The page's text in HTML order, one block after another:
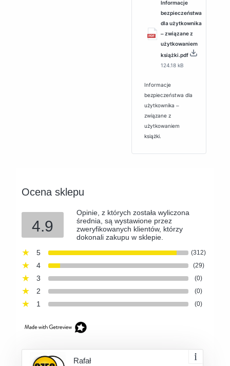
Informacje
bezpieczeństwa
dla użytkownika
‒ związane z
użytkowaniem
książki.pdf
124.18 kB
Informacje
bezpieczeństwa dla
użytkownika ‒
związane z
użytkowaniem
książki.
Ocena sklepu
4.9
Opinie, z których została wyliczona
średnia, są wystawione przez
zweryfikowanych klientów, którzy
dokonali zakupu w sklepie.
5
(312)
4 (29)
3 (0)
2 (0)
1 (0)
Rafał